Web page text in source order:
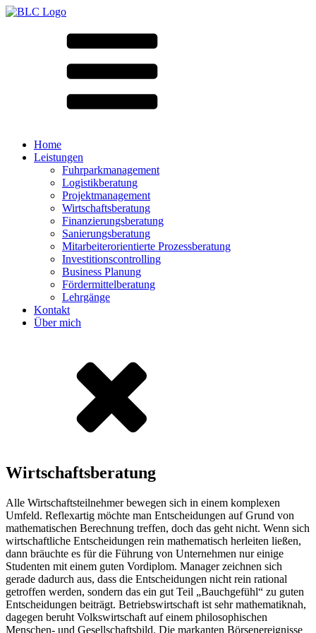
Home
Leistungen
Fuhrparkmanagement
Logistikberatung
Projektmanagement
Wirtschaftsberatung
Finanzierungsberatung
Sanierungsberatung
Mitarbeiterorientierte Prozessberatung
Investitionscontrolling
Business Planung
Fördermittelberatung
Lehrgänge
Kontakt
Über mich
Wirtschaftsberatung
Alle Wirtschaftsteilnehmer bewegen sich in einem komplexen
Umfeld. Reflexartig möchte man Entscheidungen auf Grund von
mathematischen Berechnung treffen, doch das geht nicht. Wenn sich
wirtschaftliche Entscheidungen rein mathematisch herleiten ließen,
dann bräuchte es für die Führung von Unternehmen nur einige
Studenten mit einem guten Vordiplom. Manager zeichnen sich
gerade dadurch aus, dass die Entscheidungen nicht rein rational
getroffen werden, sondern das ein gut Teil „Bauchgefühl“ zu guten
Entscheidungen beiträgt. Betriebswirtschaft ist sehr mathematiknah,
dagegen beruht Volkswirtschaft auf einem philosophischen
Menschen- und Gesellschaftsbild. Die markanten Börsenereignisse